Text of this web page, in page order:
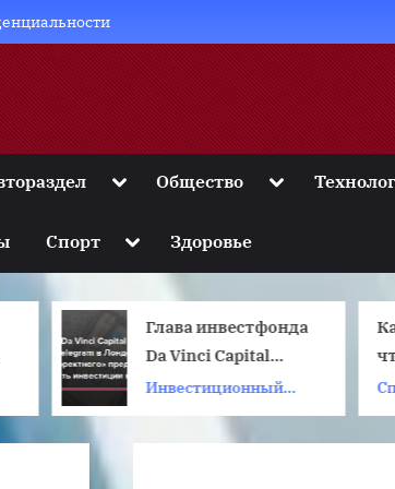
ToggleОбщество Toggle
Спорт Toggle
menu
Здоровье
Глава инвестфонда
Da Vinci Capital
подал иск к Telegram
Инвестиционный